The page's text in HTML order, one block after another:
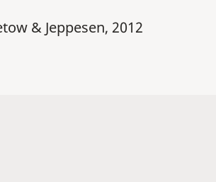
& Jeppesen, 2012